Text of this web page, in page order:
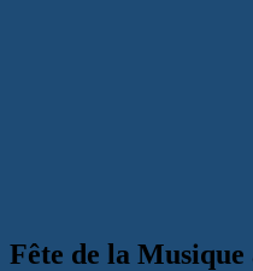
Fête de la Musique